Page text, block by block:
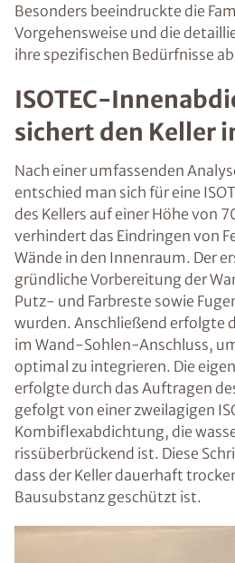
Besonders beeindruckte die
Vorgehensweise und die
ihre spezifischen Bedürfnisse
ISOTEC-
sichert den Keller
Nach einer umfassenden
entschied man sich für eine
des Kellers auf einer Höhe von
verhindert das Eindringen von
Wände in den Innenraum. Der
gründliche Vorbereitung der
Putz- und Farbreste sowie
wurden. Anschließend erfolgte
im Wand-Sohlen-Anschluss,
optimal zu integrieren. Die
erfolgte durch das Auftragen
gefolgt von einer zweilagigen
Kombiflexabdichtung, die
rissüberbrückend ist. Diese
dass der Keller dauerhaft
Bausubstanz geschützt ist.